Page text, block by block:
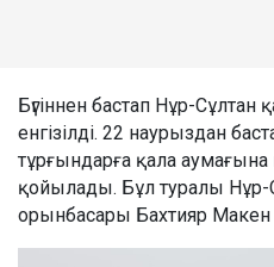
Бүгіннен бастап Нұр-
енгізілді. 22 наурыздан
тұрғындарға қала
қойылады. Бұл туралы Нұр-
орынбасары Бахтияр Макен